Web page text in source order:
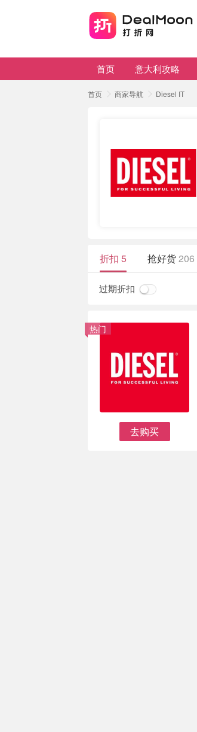
首页 意大利攻略
首页 商家导航 Diesel IT
折扣 5 抢好货206
过期折扣
去购买
热门